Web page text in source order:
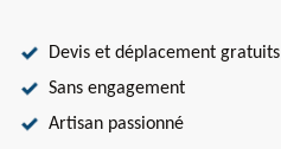
Devis et déplacement gratuits
Sans engagement
Artisan passionné